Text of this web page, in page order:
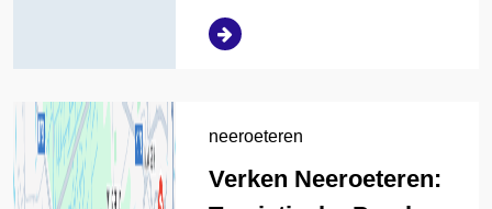
neeroeteren
Verken Neeroeteren: